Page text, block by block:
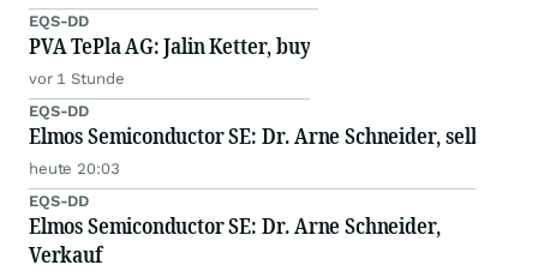
EQS-DD
PVA TePla AG: Jalin Ketter, buy
vor 1 Stunde
EQS-DD
Elmos Semiconductor SE: Dr. Arne Schneider, sell
heute 20:03
EQS-DD
Elmos Semiconductor SE: Dr. Arne Schneider,
Verkauf